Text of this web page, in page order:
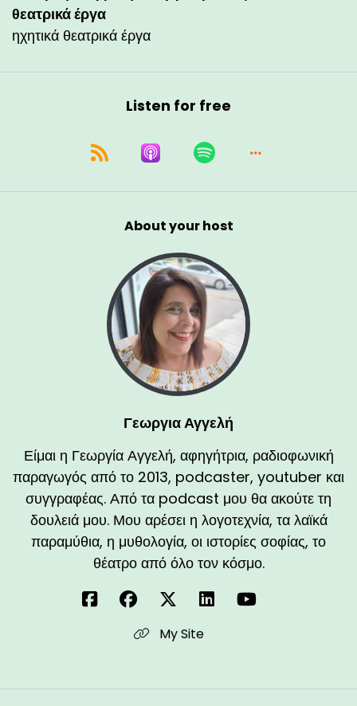
θεατρικά έργα
ηχητικά θεατρικά έργα
Listen for free
About your host
Γεωργια Αγγελή
Είμαι η Γεωργία Αγγελή, αφηγήτρια, ραδιοφωνική
παραγωγός από το 2013, podcaster, youtuber και
συγγραφέας. Από τα podcast μου θα ακούτε τη
δουλειά μου. Μου αρέσει η λογοτεχνία, τα λαϊκά
παραμύθια, η μυθολογία, οι ιστορίες σοφίας, το
θέατρο από όλο τον κόσμο.
My Site